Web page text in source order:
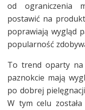
od ograniczenia
postawić na
poprawiają wygląd
popularność
To trend oparty na
paznokcie mają
po dobrej
W tym celu